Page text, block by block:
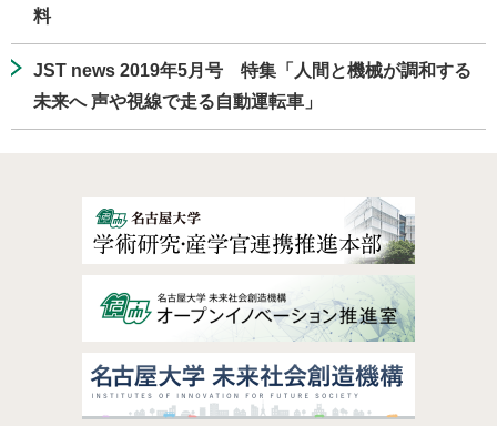
料
JST news 2019年5月号 特集「人間と機械が調和する
未来へ 声や視線で走る自動運転車」